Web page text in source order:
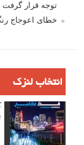
توجه قرار گرفت
خطای اعوجاج
انتخاب لنزک